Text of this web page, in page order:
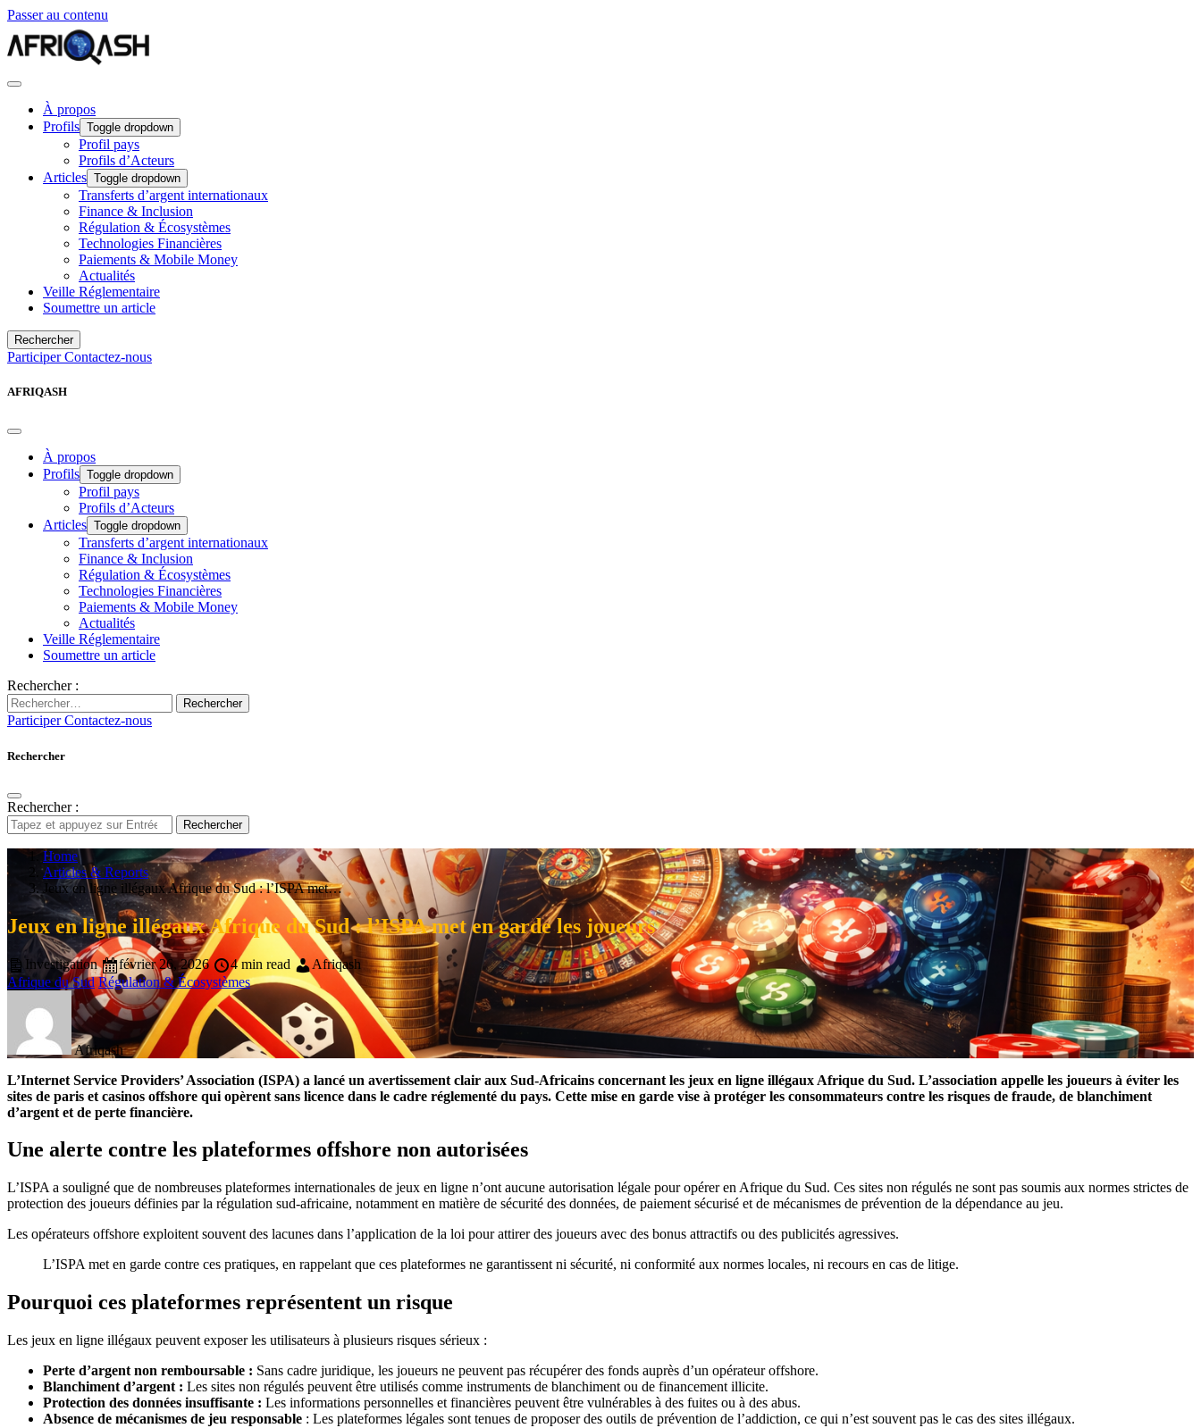
Passer au contenu
À propos
Profils Toggle dropdown
Profil pays
Profils d’Acteurs
Articles Toggle dropdown
Transferts d’argent internationaux
Finance & Inclusion
Régulation & Écosystèmes
Technologies Financières
Paiements & Mobile Money
Actualités
Veille Réglementaire
Soumettre un article
Rechercher
ParticiperContactez-nous
AFRIQASH
À propos
Profils Toggle dropdown
Profil pays
Profils d’Acteurs
Articles Toggle dropdown
Transferts d’argent internationaux
Finance & Inclusion
Régulation & Écosystèmes
Technologies Financières
Paiements & Mobile Money
Actualités
Veille Réglementaire
Soumettre un article
Rechercher :
Rechercher
ParticiperContactez-nous
Rechercher
Rechercher :
Rechercher
Home
Articles & Reports
Jeux en ligne illégaux Afrique du Sud : l’ISPA met…
Jeux en ligne illégaux Afrique du Sud : l’ISPA met en garde les joueurs
Investigation février 26, 2026 4 min read
Afriqash
Afrique du Sud Régulation & Écosystèmes
Afriqash
L’Internet Service Providers’ Association (ISPA) a lancé un avertissement clair aux Sud-Africains concernant les jeux en ligne illégaux Afrique du Sud. L’association appelle les joueurs à éviter les
sites de paris et casinos offshore qui opèrent sans licence dans le cadre réglementé du pays. Cette mise en garde vise à protéger les consommateurs contre les risques de fraude, de blanchiment
d’argent et de perte financière.
Une alerte contre les plateformes offshore non autorisées
L’ISPA a souligné que de nombreuses plateformes internationales de jeux en ligne n’ont aucune autorisation légale pour opérer en Afrique du Sud. Ces sites non régulés ne sont pas soumis aux normes strictes de
protection des joueurs définies par la régulation sud-africaine, notamment en matière de sécurité des données, de paiement sécurisé et de mécanismes de prévention de la dépendance au jeu.
Les opérateurs offshore exploitent souvent des lacunes dans l’application de la loi pour attirer des joueurs avec des bonus attractifs ou des publicités agressives.
L’ISPA met en garde contre ces pratiques, en rappelant que ces plateformes ne garantissent ni sécurité, ni conformité aux normes locales, ni recours en cas de litige.
Pourquoi ces plateformes représentent un risque
Les jeux en ligne illégaux peuvent exposer les utilisateurs à plusieurs risques sérieux :
Perte d’argent non remboursable : Sans cadre juridique, les joueurs ne peuvent pas récupérer des fonds auprès d’un opérateur offshore.
Blanchiment d’argent : Les sites non régulés peuvent être utilisés comme instruments de blanchiment ou de financement illicite.
Protection des données insuffisante : Les informations personnelles et financières peuvent être vulnérables à des fuites ou à des abus.
Absence de mécanismes de jeu responsable : Les plateformes légales sont tenues de proposer des outils de prévention de l’addiction, ce qui n’est souvent pas le cas des sites illégaux.